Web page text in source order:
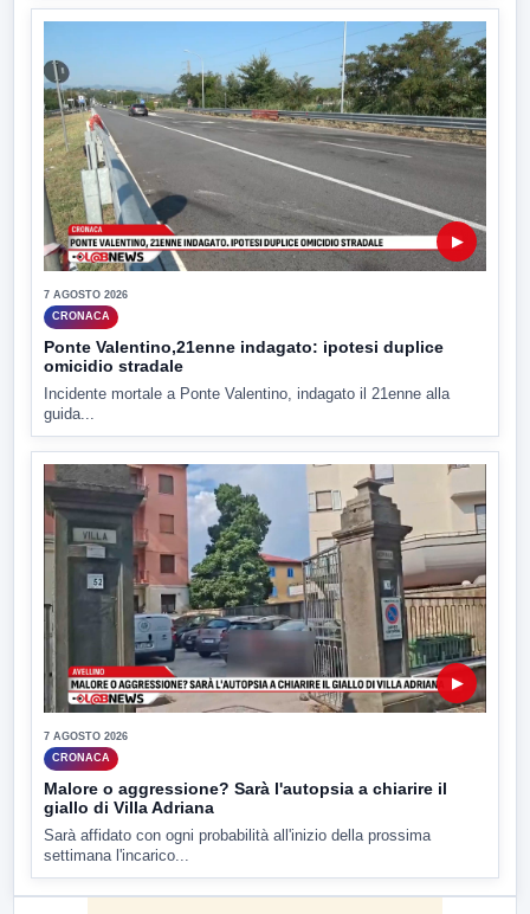
▶
7 AGOSTO 2026
CRONACA
Ponte Valentino,21enne indagato: ipotesi duplice
omicidio stradale
Incidente mortale a Ponte Valentino, indagato il 21enne alla
guida...
▶
7 AGOSTO 2026
CRONACA
Malore o aggressione? Sarà l'autopsia a chiarire il
giallo di Villa Adriana
Sarà affidato con ogni probabilità all'inizio della prossima
settimana l'incarico...